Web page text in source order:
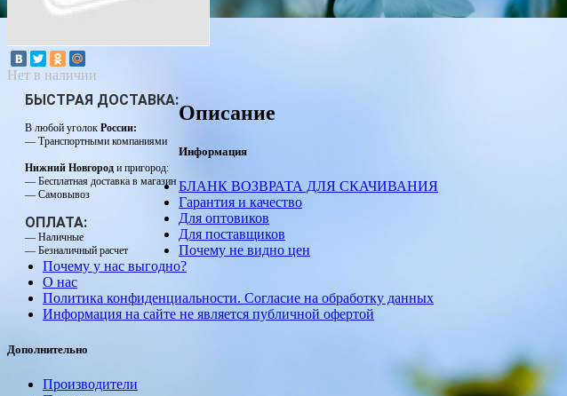
Нет в наличии
БЫСТРАЯ ДОСТАВКА:
В любой уголок России:
— Транспортными компаниями
Нижний Новгород и пригород:
— Бесплатная доставка в магазин
— Самовывоз
ОПЛАТА:
— Наличные
— Безналичный расчет
Описание
Информация
БЛАНК ВОЗВРАТА ДЛЯ СКАЧИВАНИЯ
Гарантия и качество
Для оптовиков
Для поставщиков
Почему не видно цен
Почему у нас выгодно?
О нас
Политика конфиденциальности. Согласие на обработку данных
Информация на сайте не является публичной офертой
Дополнительно
Производители